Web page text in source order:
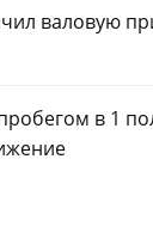
валовую
в 1